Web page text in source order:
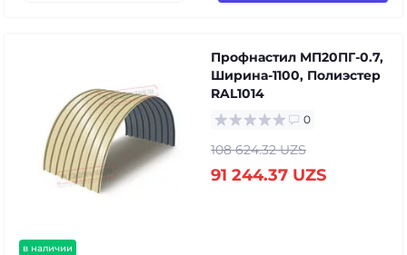
в наличии
Профнастил МП20ПГ-0.7,
Ширина-1100, Полиэстер
RAL1014
0
108 624.32 UZS
91 244.37 UZS